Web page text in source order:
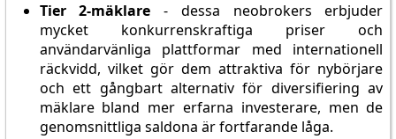
Tier 2-mäklare - dessa neobrokers erbjuder
mycket konkurrenskraftiga priser och
användarvänliga plattformar med internationell
räckvidd, vilket gör dem attraktiva för nybörjare
och ett gångbart alternativ för diversifiering av
mäklare bland mer erfarna investerare, men de
genomsnittliga saldona är fortfarande låga.